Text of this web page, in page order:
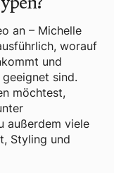
an – Michelle
worauf
und
sind.
möchtest,
außerdem viele
Styling und